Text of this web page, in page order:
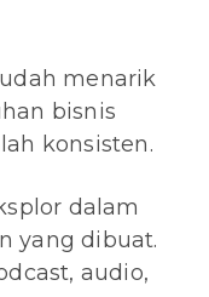
menarik
bisnis
konsisten.
dalam
yang dibuat.
audio,